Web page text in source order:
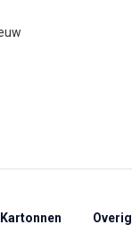
Kartonnen Overig